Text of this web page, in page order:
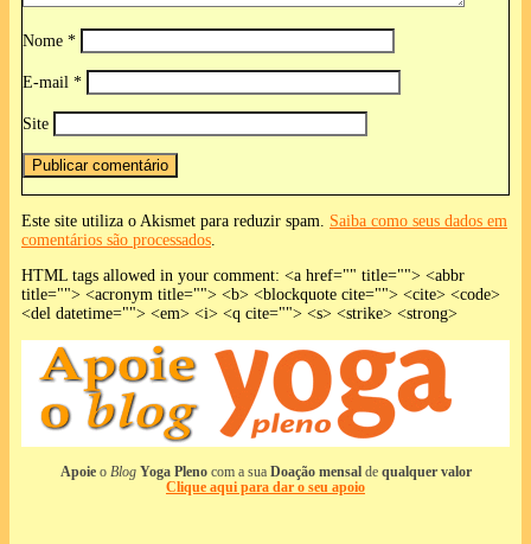
Nome *
E-mail *
Site
Este site utiliza o Akismet para reduzir spam. Saiba como seus dados em
comentários são processados.
HTML tags allowed in your comment: <a href="" title=""> <abbr
title=""> <acronym title=""> <b> <blockquote cite=""> <cite> <code>
<del datetime=""> <em> <i> <q cite=""> <s> <strike> <strong>
Apoieo Blog Yoga Plenocom a sua Doação mensalde qualquer valor
Clique aqui para dar o seu apoio